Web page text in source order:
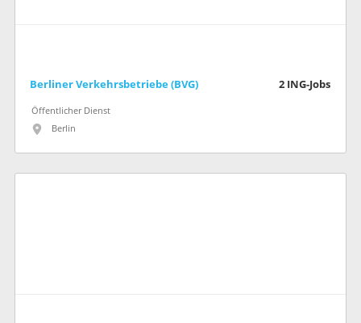
Berliner Verkehrsbetriebe (BVG) 2 ING-Jobs
Öffentlicher Dienst
Berlin